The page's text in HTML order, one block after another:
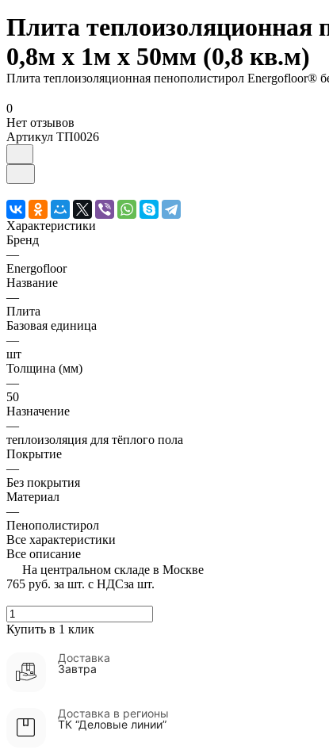
Плита теплоизоляционная
0,8м х 1м х 50мм (0,8 кв.м)
Плита теплоизоляционная пенополистирол Energofloor®
0
Нет отзывов
Артикул ТП0026
Характеристики
Бренд
—
Energofloor
Название
—
Плита
Базовая единица
—
шт
Толщина (мм)
—
50
Назначение
—
теплоизоляция для тёплого пола
Покрытие
—
Без покрытия
Материал
—
Пенополистирол
Все характеристики
Все описание
На центральном складе в Москве
765 руб. за шт. с НДСза шт.
Купить в 1 клик
Доставка
Завтра
Доставка в регионы
ТК “Деловые линии”